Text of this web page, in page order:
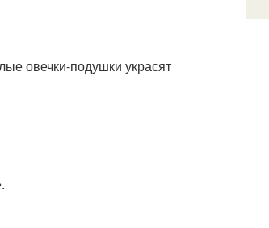
овечки-подушки украсят